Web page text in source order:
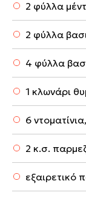
2 φύλλα
2 φύλλα
4 φύλλα
1 κλωνάρι
6
2 κ.σ.
εξαιρετικό